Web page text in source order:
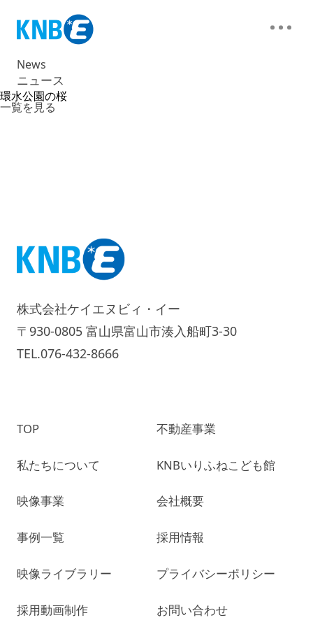
News
ニュース
環水公園の桜
一覧を見る
株式会社ケイエヌビィ・イー
〒930-0805 富山県富山市湊入船町3-30
TEL.076-432-8666
TOP
私たちについて
映像事業
事例一覧
映像ライブラリー
採用動画制作
不動産事業
KNBいりふねこども館
会社概要
採用情報
プライバシーポリシー
お問い合わせ